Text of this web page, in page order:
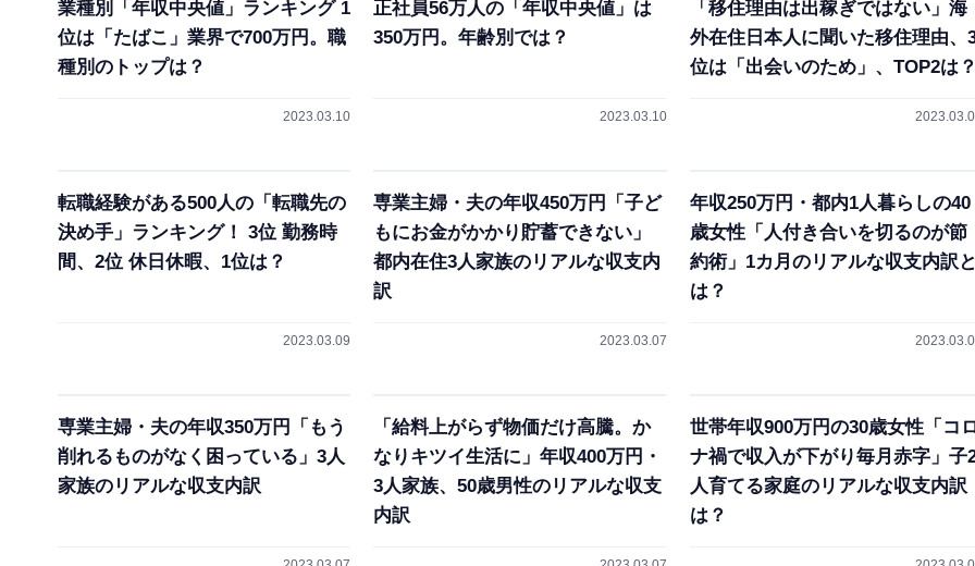
業種別「年収中央値」ランキング 1
位は「たばこ」業界で700万円。職
種別のトップは？
2023.03.10
正社員56万人の「年収中央値」は
350万円。年齢別では？
2023.03.10
「移住理由は出稼ぎではない」海
外在住日本人に聞いた移住理由、
位は「出会いのため」、TOP2は？
転職経験がある500人の「転職先の
決め手」ランキング！ 3位 勤務時
間、2位 休日休暇、1位は？
2023.03.09
専業主婦・夫の年収450万円「子ど
もにお金がかかり貯蓄できない」
都内在住3人家族のリアルな収支内
訳
2023.03.07
年収250万円・都内1人暮らしの40
歳女性「人付き合いを切るのが節
約術」1カ月のリアルな収支内訳と
は？
専業主婦・夫の年収350万円「もう
削れるものがなく困っている」3人
家族のリアルな収支内訳
「給料上がらず物価だけ高騰。か
なりキツイ生活に」年収400万円・
3人家族、50歳男性のリアルな収支
内訳
世帯年収900万円の30歳女性「コ
ナ禍で収入が下がり毎月赤字」子
人育てる家庭のリアルな収支内訳
は？